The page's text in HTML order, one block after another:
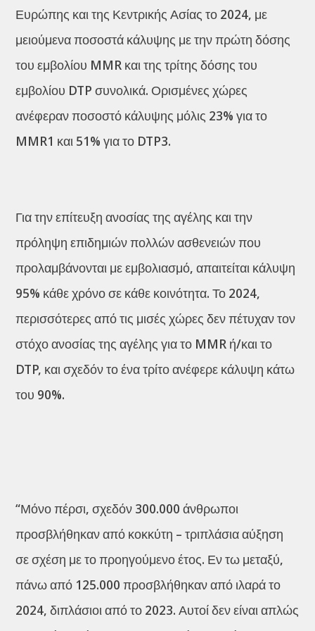
Ευρώπης και της Κεντρικής Ασίας το 2024, με
μειούμενα ποσοστά κάλυψης με την πρώτη δόσης
του εμβολίου MMR και της τρίτης δόσης του
εμβολίου DTP συνολικά. Ορισμένες χώρες
ανέφεραν ποσοστό κάλυψης μόλις 23% για το
MMR1 και 51% για το DTP3.
Για την επίτευξη ανοσίας της αγέλης και την
πρόληψη επιδημιών πολλών ασθενειών που
προλαμβάνονται με εμβολιασμό, απαιτείται κάλυψη
95% κάθε χρόνο σε κάθε κοινότητα. Το 2024,
περισσότερες από τις μισές χώρες δεν πέτυχαν τον
στόχο ανοσίας της αγέλης για το MMR ή/και το
DTP, και σχεδόν το ένα τρίτο ανέφερε κάλυψη κάτω
του 90%.
“Μόνο πέρσι, σχεδόν 300.000 άνθρωποι
προσβλήθηκαν από κοκκύτη – τριπλάσια αύξηση
σε σχέση με το προηγούμενο έτος. Εν τω μεταξύ,
πάνω από 125.000 προσβλήθηκαν από ιλαρά το
2024, διπλάσιοι από το 2023. Αυτοί δεν είναι απλώς